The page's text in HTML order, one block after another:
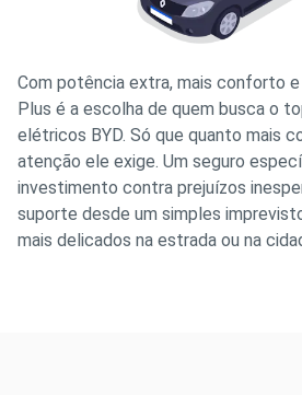
Com potência extra, mais conforto e
Plus é a escolha de quem busca o
elétricos BYD. Só que quanto mais
atenção ele exige. Um seguro
investimento contra prejuízos
suporte desde um simples
mais delicados na estrada ou na